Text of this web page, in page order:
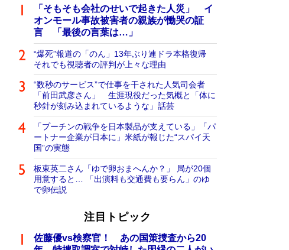
「そもそも会社のせいで起きた人災」 イ
オンモール事故被害者の親族が慟哭の証
言 「最後の言葉は…」
“爆死”報道の「のん」13年ぶり連ドラ本格復帰
それでも視聴者の評判が上々な理由
“数秒のサービス”で仕事を干された人気司会者
「前田武彦さん」 生涯現役だった気概と「体に
秒針が刻み込まれているような」話芸
「プーチンの戦争を日本製品が支えている」「パ
ートナー企業が日本に」米紙が報じた“スパイ天
国”の実態
板東英二さん「ゆで卵おまへんか？」 局が20個
用意すると… 「出演料も交通費も要らん」のゆ
で卵伝説
注目トピック
佐藤優vs検察官！ あの国策捜査から20